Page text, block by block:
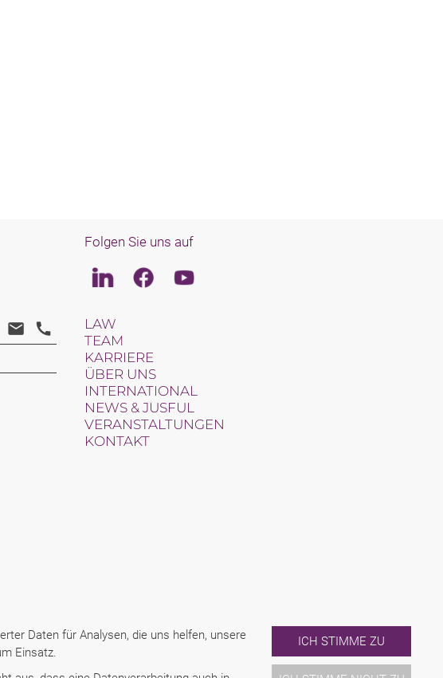
Daten für Analysen, die uns helfen, unsere
Einsatz.
ICH STIMME ZU
Folgen Sie uns auf
LinkedinFacebookYoutube
LAW
TEAM
KARRIERE
ÜBER UNS
INTERNATIONAL
NEWS & JUSFUL
VERANSTALTUNGEN
KONTAKT